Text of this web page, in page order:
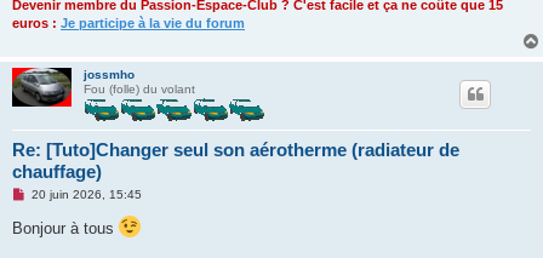
Devenir membre du Passion-Espace-Club ? C'est facile et ça ne coûte que 15
euros : Je participe à la vie du forum
jossmho
Fou (folle) du volant
Re: [Tuto]Changer seul son aérotherme (radiateur de
chauffage)
M
s
s
20 juin 2026, 15:45
Bonjour à tous